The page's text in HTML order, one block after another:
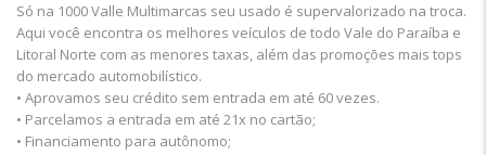
Só na 1000 Valle Multimarcas seu usado é supervalorizado na troca.
Aqui você encontra os melhores veículos de todo Vale do Paraíba e
Litoral Norte com as menores taxas, além das promoções mais tops
do mercado automobilístico.
• Aprovamos seu crédito sem entrada em até 60 vezes.
• Parcelamos a entrada em até 21x no cartão;
• Financiamento para autônomo;